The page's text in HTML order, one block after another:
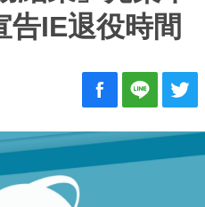
告IE退役時間